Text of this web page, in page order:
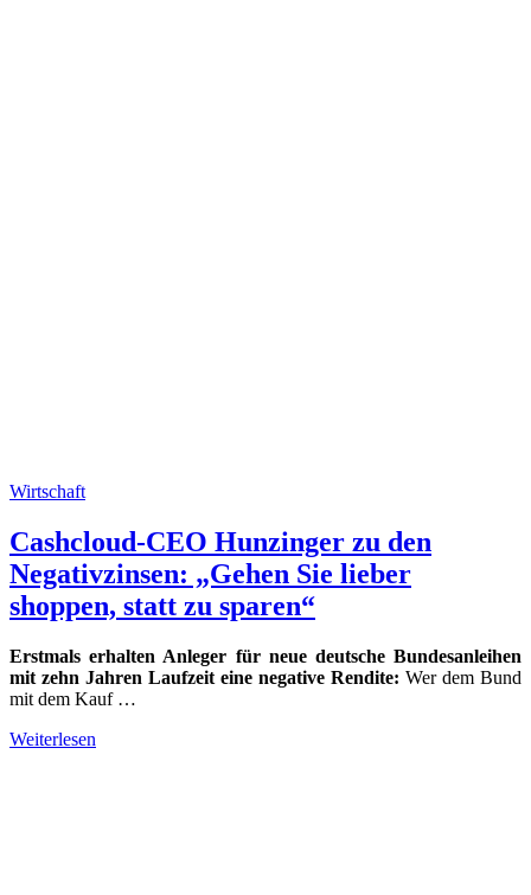
Wirtschaft
Cashcloud-CEO Hunzinger zu den
Negativzinsen: „Gehen Sie lieber
shoppen, statt zu sparen“
Erstmals erhalten Anleger für neue deutsche Bundesanleihen
mit zehn Jahren Laufzeit eine negative Rendite: Wer dem Bund
mit dem Kauf …
Weiterlesen